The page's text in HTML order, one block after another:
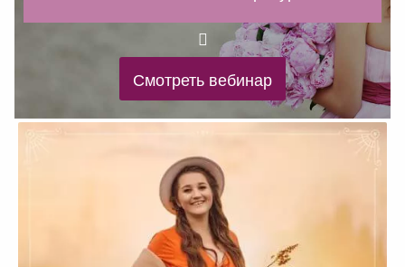
Как восполнить свой ресурс?
Почему важно заботиться о себе?
Смотреть вебинар